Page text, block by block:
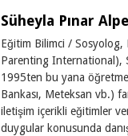
Süheyla Pınar
Eğitim Bilimci / Sosyolog,
Parenting International),
1995ten bu yana
Bankası, Meteksan vb.)
iletişim içerikli eğitimler
duygular konusunda